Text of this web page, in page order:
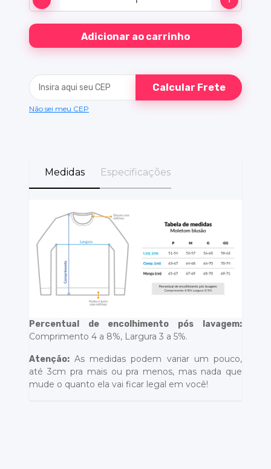
Calcular Frete
Não sei meu CEP
Medidas Especificações
Percentual de encolhimento pós lavagem:
Comprimento 4 a 8%, Largura 3 a 5%.
Atenção: As medidas podem variar um pouco,
até 3cm pra mais ou pra menos, mas nada que
mude o quanto ela vai ficar legal em você!